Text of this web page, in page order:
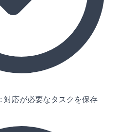
: 対応が必要なタスクを保存